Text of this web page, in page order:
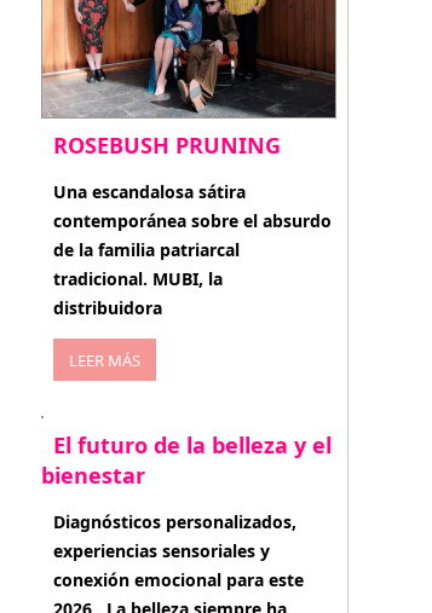
ROSEBUSH PRUNING
enero 20, 2026
Una escandalosa sátira
contemporánea sobre el absurdo
de la familia patriarcal
tradicional. MUBI, la
distribuidora
LEER MÁS
El futuro de la belleza y el
bienestar
enero 15, 2026
Diagnósticos personalizados,
experiencias sensoriales y
conexión emocional para este